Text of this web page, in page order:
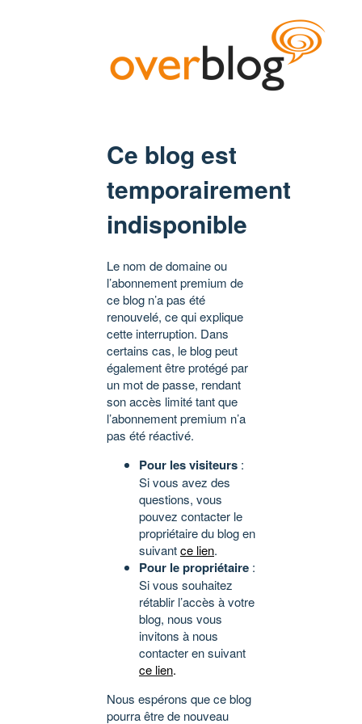
Ce blog est
temporairement
indisponible
Le nom de domaine ou
l’abonnement premium de
ce blog n’a pas été
renouvelé, ce qui explique
cette interruption. Dans
certains cas, le blog peut
également être protégé par
un mot de passe, rendant
son accès limité tant que
l’abonnement premium n’a
pas été réactivé.
Pour les visiteurs :
Si vous avez des
questions, vous
pouvez contacter le
propriétaire du blog en
suivantce lien.
Pour le propriétaire :
Si vous souhaitez
rétablir l’accès à votre
blog, nous vous
invitons à nous
contacter en suivant
ce lien.
Nous espérons que ce blog
pourra être de nouveau